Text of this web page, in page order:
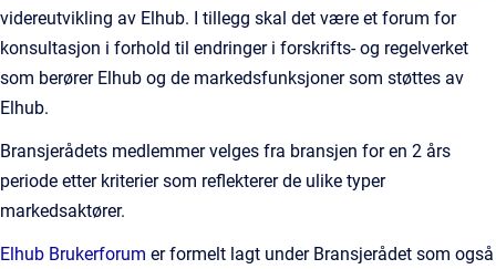
videreutvikling av Elhub. I tillegg skal det være et forum for
konsultasjon i forhold til endringer i forskrifts- og regelverket
som berører Elhub og de markedsfunksjoner som støttes av
Elhub.
Bransjerådets medlemmer velges fra bransjen for en 2 års
periode etter kriterier som reflekterer de ulike typer
markedsaktører.
Elhub Brukerforum er formelt lagt under Bransjerådet som også